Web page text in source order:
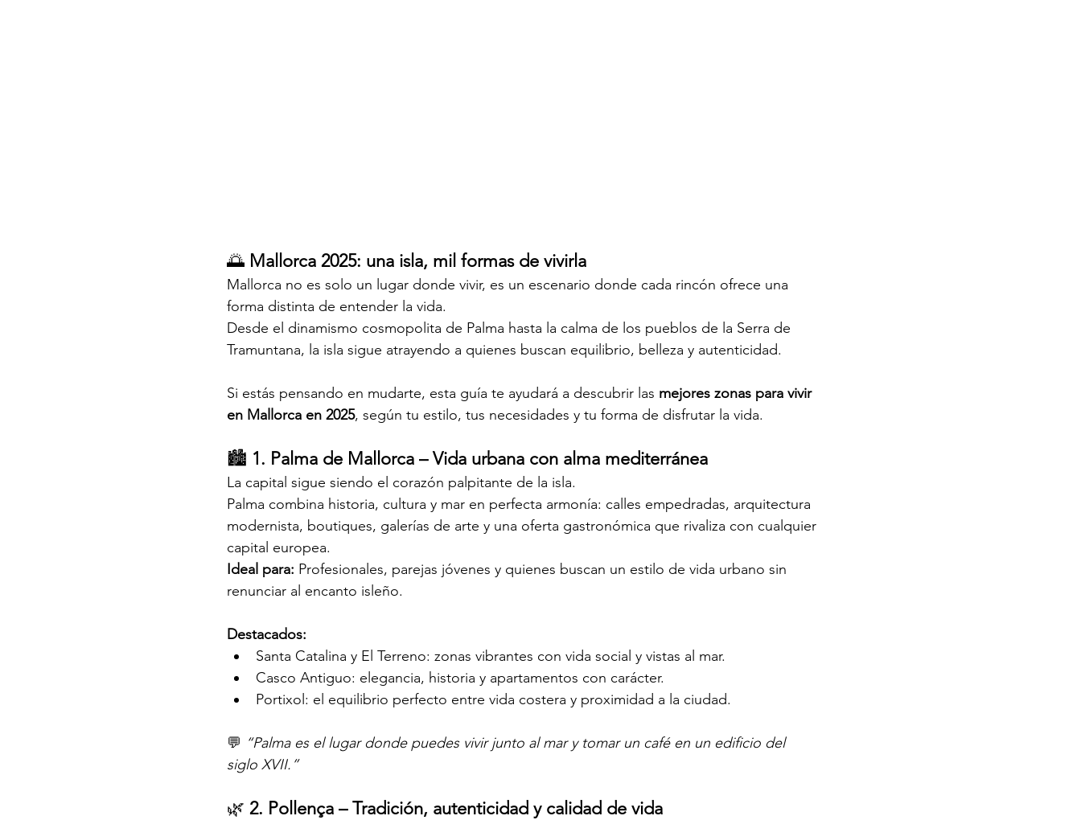
🌅 Mallorca 2025: una isla, mil formas de vivirla
Mallorca no es solo un lugar donde vivir, es un escenario donde cada rincón ofrece una
forma distinta de entender la vida.
Desde el dinamismo cosmopolita de Palma hasta la calma de los pueblos de la Serra de
Tramuntana, la isla sigue atrayendo a quienes buscan equilibrio, belleza y autenticidad.
Si estás pensando en mudarte, esta guía te ayudará a descubrir las mejores zonas para vivir
en Mallorca en 2025, según tu estilo, tus necesidades y tu forma de disfrutar la vida.
🏙️ 1. Palma de Mallorca – Vida urbana con alma mediterránea
La capital sigue siendo el corazón palpitante de la isla.
Palma combina historia, cultura y mar en perfecta armonía: calles empedradas, arquitectura
modernista, boutiques, galerías de arte y una oferta gastronómica que rivaliza con cualquier
capital europea.
Ideal para: Profesionales, parejas jóvenes y quienes buscan un estilo de vida urbano sin
renunciar al encanto isleño.
Destacados:
Santa Catalina y El Terreno: zonas vibrantes con vida social y vistas al mar.
Casco Antiguo: elegancia, historia y apartamentos con carácter.
Portixol: el equilibrio perfecto entre vida costera y proximidad a la ciudad.
💬 “Palma es el lugar donde puedes vivir junto al mar y tomar un café en un edificio del
siglo XVII.”
🌿 2. Pollença – Tradición, autenticidad y calidad de vida